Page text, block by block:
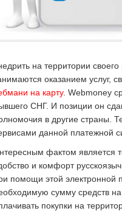
на территории
оказанием услуг,
на карту. Webmoney
СНГ. И позиции он
в другие страны.
данной платежной
фактом является
и комфорт
помощи этой электронной
сумму средств
покупки на